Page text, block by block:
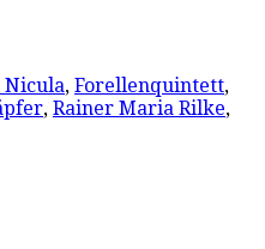
Nicula, Forellenquintett,
, Rainer Maria Rilke,